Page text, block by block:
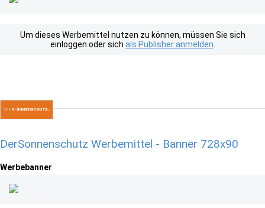
Um dieses Werbemittel nutzen zu können, müssen Sie sich
einloggen oder sich als Publisher anmelden
DerSonnenschutz Werbemittel - Banner 728x90
Werbebanner